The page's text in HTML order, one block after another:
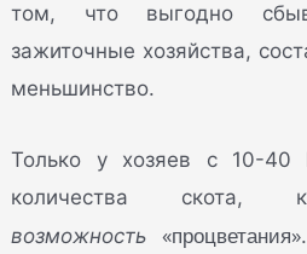
том, что выгодно
зажиточные хозяйства,
меньшинство.
Только у хозяев с 10-
количества скота,
возможность
«процветания»